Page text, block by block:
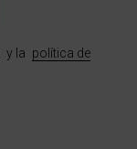
y la política de